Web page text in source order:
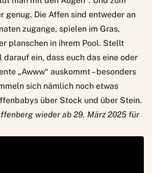
genug. Die Affen sind entweder an
zugange, spielen im Gras,
planschen in ihrem Pool. Stellt
darauf ein, dass euch das eine oder
„Awww“ auskommt – besonders
sich nämlich noch etwas
über Stock und über Stein.
wieder ab 29. März 2025 für